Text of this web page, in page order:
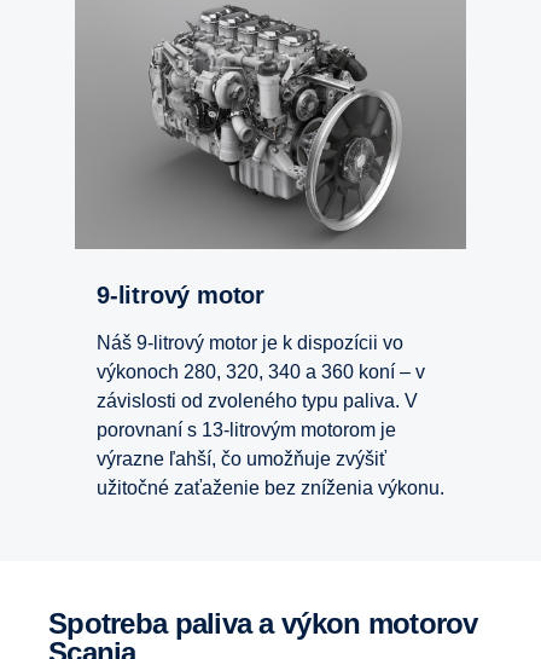
9-litrový motor
Náš 9-litrový motor je k dispozícii vo
výkonoch 280, 320, 340 a 360 koní – v
závislosti od zvoleného typu paliva. V
porovnaní s 13-litrovým motorom je
výrazne ľahší, čo umožňuje zvýšiť
užitočné zaťaženie bez zníženia výkonu.
Spotreba paliva a výkon motorov
Scania